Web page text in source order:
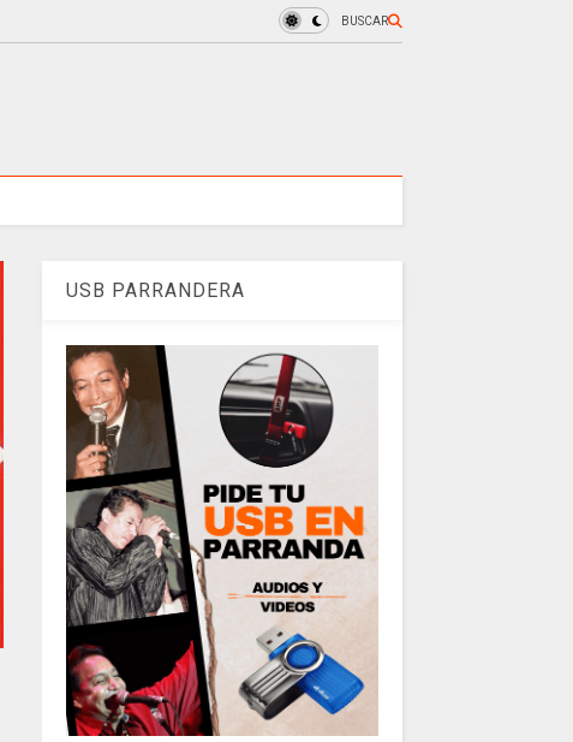
BUSCAR
USB PARRANDERA